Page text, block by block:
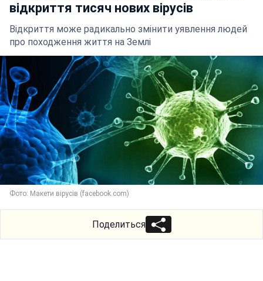
відкриття тисяч нових вірусів
Відкриття може радикально змінити уявлення людей
про походження життя на Землі
Фото: Макети вірусів (facebook.com)
Поделиться